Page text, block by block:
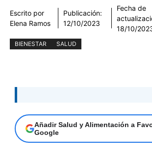
Escrito por
Elena Ramos
Publicación:
12/10/2023
Fecha de
18/10/
BIENESTAR SALUD
Añadir Salud y Alimentación a
Google